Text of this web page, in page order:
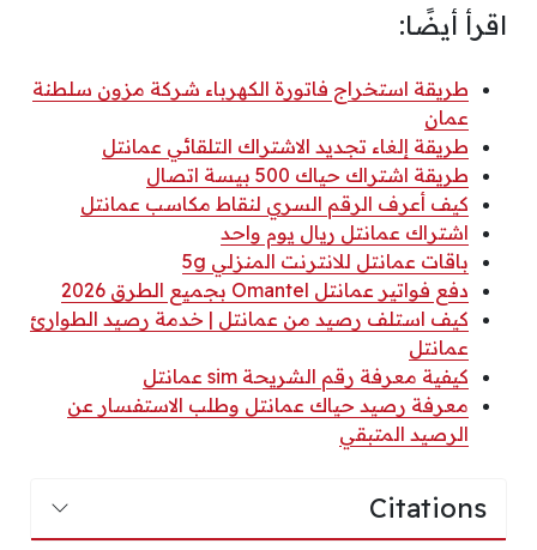
اقرأ أيضًا:
طريقة استخراج فاتورة الكهرباء شركة مزون سلطنة
عمان
طريقة إلغاء تجديد الاشتراك التلقائي عمانتل
طريقة اشتراك حياك 500 بيسة اتصال
كيف أعرف الرقم السري لنقاط مكاسب عمانتل
اشتراك عمانتل ريال يوم واحد
باقات عمانتل للانترنت المنزلي 5g
دفع فواتير عمانتل Omantel بجميع الطرق 2026
كيف استلف رصيد من عمانتل | خدمة رصيد الطوارئ
عمانتل
كيفية معرفة رقم الشريحة sim عمانتل
معرفة رصيد حياك عمانتل وطلب الاستفسار عن
الرصيد المتبقي
Citations